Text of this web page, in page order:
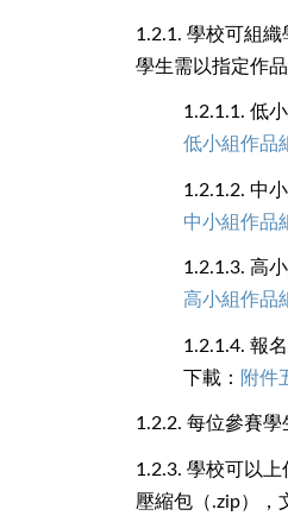
1.2.1. 學校可組織
學生需以指定作
1.2.1.1. 低
低小組作品
1.2.1.2. 中
中小組作品
1.2.1.3. 高
高小組作品
1.2.1.4. 報
下載： 附件
1.2.2. 每位參賽學
1.2.3. 學校可以上
壓縮包（.zip），